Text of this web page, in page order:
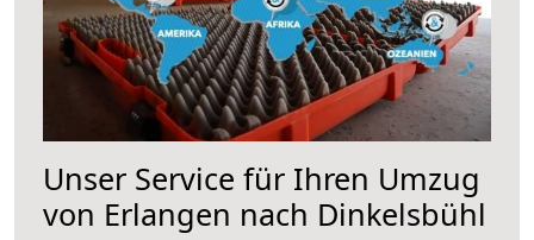
Unser Service für Ihren Umzug
von Erlangen nach Dinkelsbühl